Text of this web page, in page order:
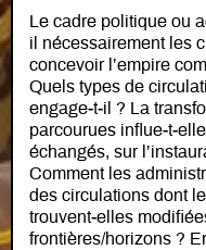
Le cadre politique ou
il nécessairement les
concevoir l’empire
Quels types de
engage‐t‐il ? La
parcourues
échangés, sur
Comment les
des circulations dont
trouvent‐elles
frontières/horizons ?